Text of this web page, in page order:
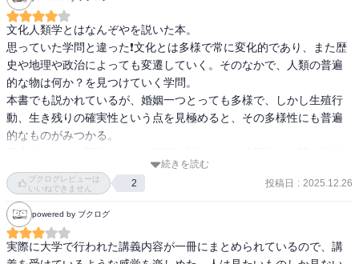
こういう集団に対して、エスニシティという言葉が便利。
エスニシティとは共通の文化をある程度共有する集団、またはその
文化的な特性を指す。
中国人≠台湾人、なんかもエスニシティ。また、定義は変わるけどカ
テゴリとしての呼称は残る。また、エスニシティは複数に属するこ
とができる。
日本人かつアイヌ人、など。
文化人類学とは、多様性を明らかにしたうえで共通性を探求する学
問である。
多様の度合いがどこまであるのか(犬食OK/NG、納豆OK/NGとか)、
共通性はなんなのか、これらがどう変化するのか。
例えば日本では、江戸期までは犬を食べていた。
まで深い関心を持てなかったものの、この大和書房×早稲田大学の
「学びの杜プロジェクト」シリーズについては、他の本も読んでみ
ようと思わせるくらい見事な構成の入門書だった。
細かいことを言うと、家族、贈り物、宗教、呪術、日本人の章が面
白かった。
文化人類学とはなんぞやを説いた本。
思っていた学問と違った❗️文化とは多様で常に変化的であり、また歴
史や地理や政治によっても変遷していく。そのなかで、人類の普遍
的な物は何か？を見つけていく学問。
本書でも説かれているが、婚姻一つとっても多様で、しかし生殖行
動、生き残りの確実性という点を見極めると、その多様性にも普遍
的なものがみつかる。
の連続性を考えると、人種差別、民族差別とはなんぞや。と思いた
くなる。しっかり文化人類学を学ぶ事は差別をなくす一歩かもしれ
ないと思うと同時に、冒頭で述べられているように、文化や生物学
的生存性が連続してるため、自民族と他民族に分け切る事ができな
いため、他民族全てがアノマリーとなり、不快感を感じるのだろう
という理解もできた。
続きを読む
ブクログレビューは
いいねできません
2 投稿日 : 2025.12.26
powered by ブクログ
実際に大学で行われた講義内容が一冊にまとめられているので、講